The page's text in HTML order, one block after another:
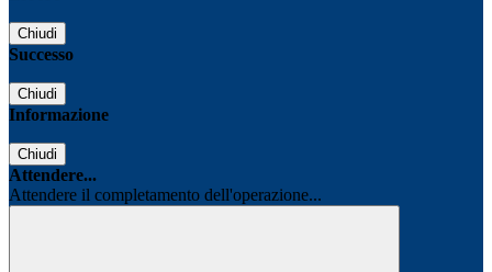
Chiudi
Successo
Chiudi
Informazione
Chiudi
Attendere...
Attendere il completamento dell'operazione...